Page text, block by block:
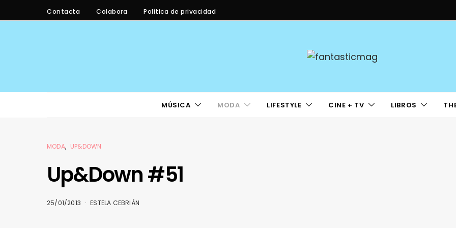
Contacta Colabora Política de privacidad
MÚSICA MODA LIFESTYLE CINE + TV LIBROS
MODA UP&DOWN
Up&Down #51
25/01/2013 ESTELA CEBRIÁN